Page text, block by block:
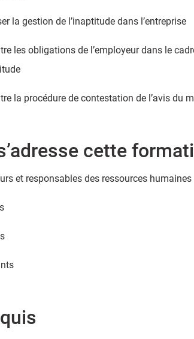
la gestion de l’inaptitude dans l’entreprise
les obligations de l’employeur dans le
la procédure de contestation de l’avis du
cette
et responsables des ressources humaines